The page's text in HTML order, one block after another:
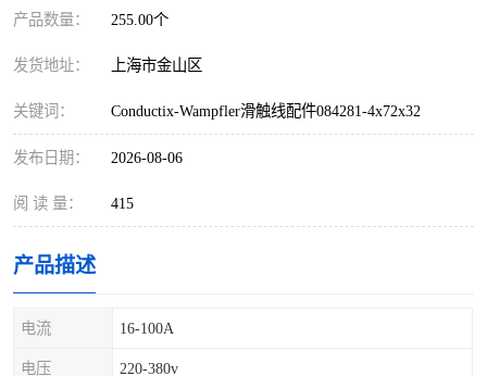
产品数量： 255.00个
发货地址： 上海市金山区
关键词： Conductix-Wampfler滑触线配件084281-4x72x32
发布日期： 2026-08-06
阅 读 量： 415
产品描述
电流 16-100A
电压 220-380v